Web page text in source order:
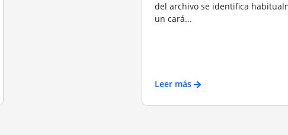
del archivo se identifica
un cará...
Leer más